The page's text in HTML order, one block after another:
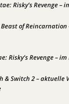
Risky’s Revenge –
Beast of Reincarnation
Risky’s Revenge –
& Switch 2 – aktuelle